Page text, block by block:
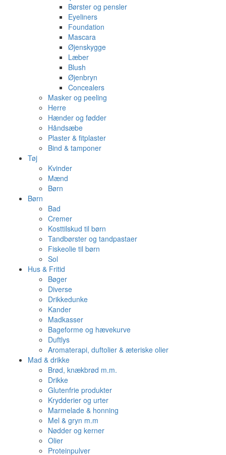
Børster og pensler
Eyeliners
Foundation
Mascara
Øjenskygge
Læber
Blush
Øjenbryn
Concealers
Masker og peeling
Herre
Hænder og fødder
Håndsæbe
Plaster & fitplaster
Bind & tamponer
Tøj
Kvinder
Mænd
Børn
Børn
Bad
Cremer
Kosttilskud til børn
Tandbørster og tandpastaer
Fiskeolie til børn
Sol
Hus & Fritid
Bøger
Diverse
Drikkedunke
Kander
Madkasser
Bageforme og hævekurve
Duftlys
Aromaterapi, duftolier & æteriske olier
Mad & drikke
Brød, knækbrød m.m.
Drikke
Glutenfrie produkter
Krydderier og urter
Marmelade & honning
Mel & gryn m.m
Nødder og kerner
Olier
Proteinpulver